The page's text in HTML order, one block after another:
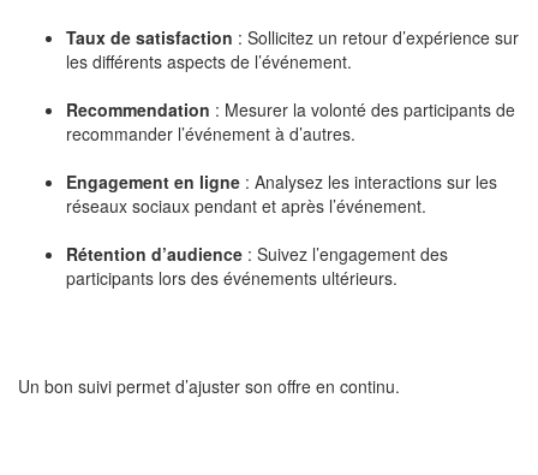
Taux de satisfaction : Sollicitez un retour d’expérience sur
les différents aspects de l’événement.
Recommendation : Mesurer la volonté des participants de
recommander l’événement à d’autres.
Engagement en ligne : Analysez les interactions sur les
réseaux sociaux pendant et après l’événement.
Rétention d’audience : Suivez l’engagement des
participants lors des événements ultérieurs.
Un bon suivi permet d’ajuster son offre en continu.